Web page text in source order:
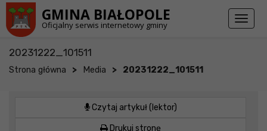
GMINA BIAŁOPOLE
Oficjalny serwis internetowy gminy
Toggle
20231222_101511
Strona główna > Media > 20231222_101511
Czytaj artykuł (lektor)
Drukuj stronę